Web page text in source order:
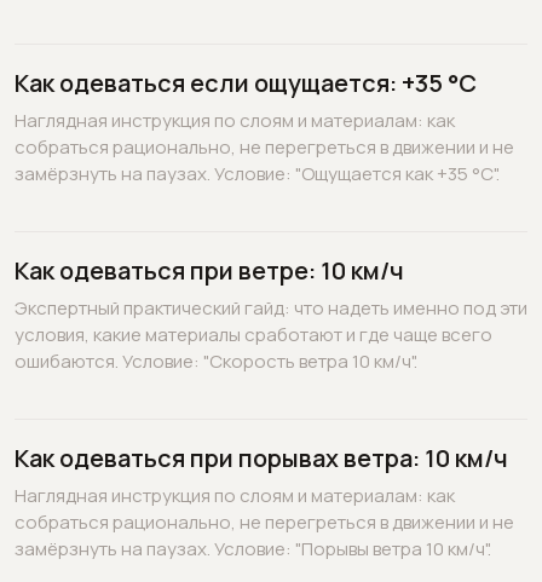
Как одеваться если ощущается: +35 °C
Наглядная инструкция по слоям и материалам: как
собраться рационально, не перегреться в движении и не
замёрзнуть на паузах. Условие: "Ощущается как +35 °C".
Как одеваться при ветре: 10 км/ч
Экспертный практический гайд: что надеть именно под эти
условия, какие материалы сработают и где чаще всего
ошибаются. Условие: "Скорость ветра 10 км/ч".
Как одеваться при порывах ветра: 10 км/ч
Наглядная инструкция по слоям и материалам: как
собраться рационально, не перегреться в движении и не
замёрзнуть на паузах. Условие: "Порывы ветра 10 км/ч".